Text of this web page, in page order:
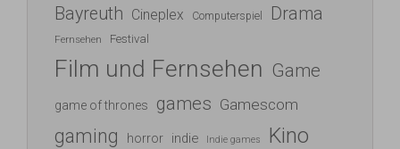
Bayreuth Cineplex Computerspiel Drama
Fernsehen Festival
Film und Fernsehen Game
game of thrones games Gamescom
gaming horror indie Indie games Kino